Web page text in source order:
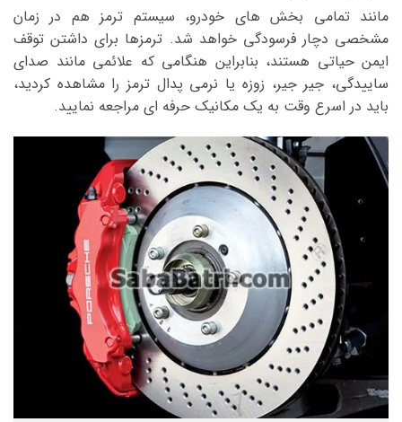
مانند تمامی بخش های خودرو، سیستم ترمز هم در زمان
مشخصی دچار فرسودگی خواهد شد. ترمزها برای داشتن توقف
ایمن حیاتی هستند، بنابراین هنگامی که علائمی مانند صدای
ساییدگی، جیر جیر، زوزه یا نرمی پدال ترمز را مشاهده کردید،
باید در اسرع وقت به یک مکانیک حرفه ای مراجعه نمایید.